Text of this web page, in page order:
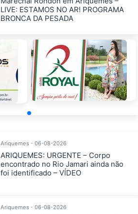
LIVE: ESTAMOS NO AR! PROGRAMA
BRONCA DA PESADA
Ariquemes - 06-08-2026
ARIQUEMES: URGENTE – Corpo
encontrado no Rio Jamari ainda não
foi identificado – VÍDEO
Ariquemes - 06-08-2026